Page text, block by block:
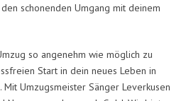
schonenden Umgang mit deinem
so angenehm wie möglich zu
Start in dein neues Leben in
Umzugsmeister Sänger Leverkusen